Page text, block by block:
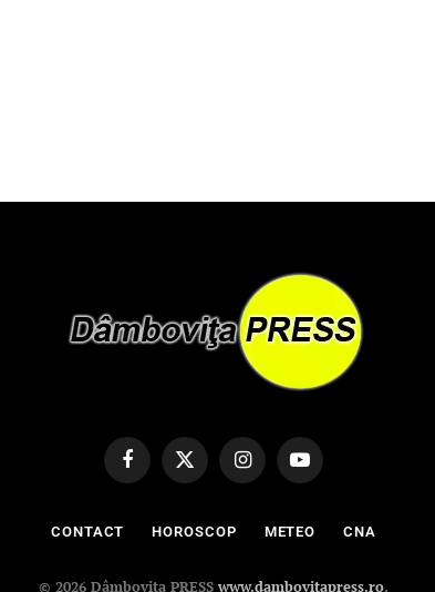
FacebookX
(Twitter)
InstagramYouTube
CONTACT HOROSCOP METEO CNA
© 2026 Dâmbovița PRESSwww.dambovitapress.ro.